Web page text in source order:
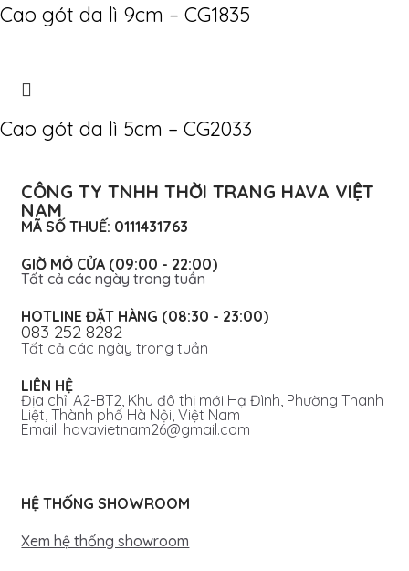
Cao gót da lì 9cm – CG1835
Cao gót da lì 5cm – CG2033
CÔNG TY TNHH THỜI TRANG HAVA VIỆT
NAM
MÃ SỐ THUẾ: 0111431763
GIỜ MỞ CỬA (09:00 - 22:00)
Tất cả các ngày trong tuần
HOTLINE ĐẶT HÀNG (08:30 - 23:00)
083 252 8282
Tất cả các ngày trong tuần
LIÊN HỆ
Địa chỉ: A2-BT2, Khu đô thị mới Hạ Đình, Phường Thanh
Liệt, Thành phố Hà Nội, Việt Nam
Email: havavietnam26@gmail.com
HỆ THỐNG SHOWROOM
Xem hệ thống showroom